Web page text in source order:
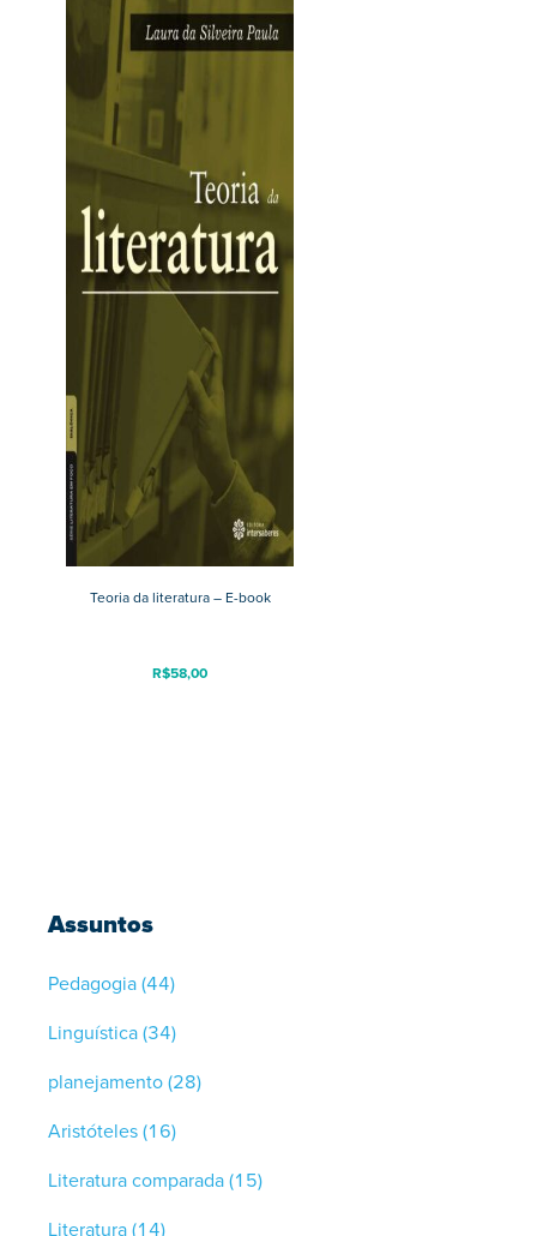
Assuntos
Pedagogia(44)
Linguística(34)
planejamento(28)
Aristóteles(16)
Literatura comparada(15)
Literatura(14)
Teoria da literatura – E-book
R$58,00